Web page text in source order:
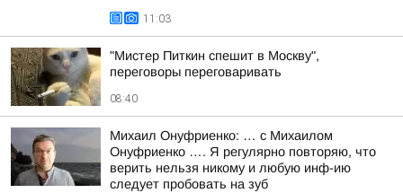
11:03
"Мистер Питкин спешит в Москву",
переговоры переговаривать
08:40
Михаил Онуфриенко: … с Михаилом
Онуфриенко …. Я регулярно повторяю, что
верить нельзя никому и любую инф-ию
следует пробовать на зуб